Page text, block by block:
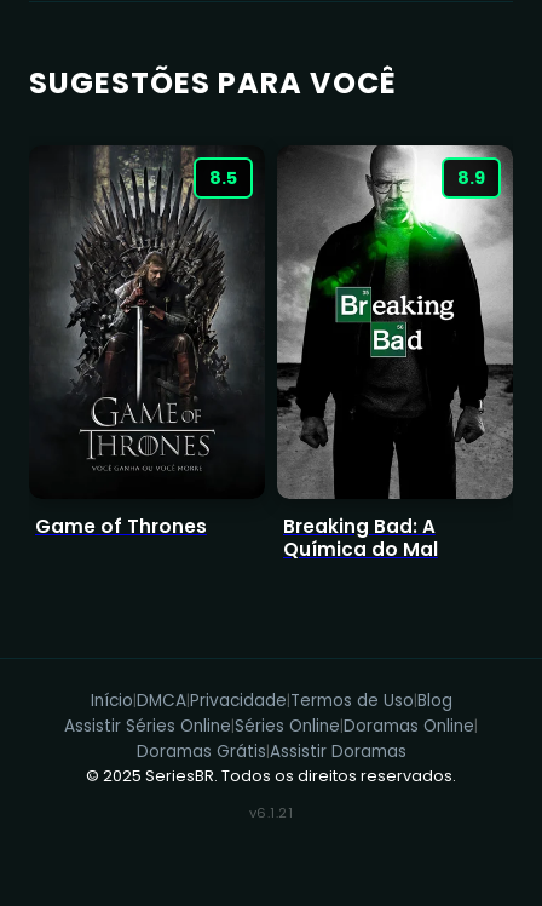
SUGESTÕES PARA VOCÊ
8.5
Game of Thrones
8.9
Breaking Bad: A
Química do Mal
Início|DMCA|Privacidade|Termos de Uso|Blog
Assistir Séries Online|Séries Online|Doramas Online|
Doramas Grátis|Assistir Doramas
© 2025 SeriesBR. Todos os direitos reservados.
v6.1.21